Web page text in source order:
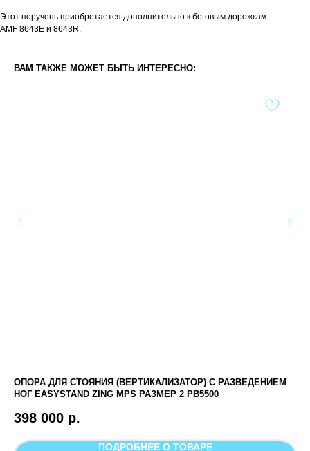
Этот поручень приобретается дополнительно к беговым дорожкам
AMF 8643E и 8643R.
ВАМ ТАКЖЕ МОЖЕТ БЫТЬ ИНТЕРЕСНО:
ОПОРА ДЛЯ СТОЯНИЯ (ВЕРТИКАЛИЗАТОР) С РАЗВЕДЕНИЕМ
НОГ EASYSTAND ZING MPS РАЗМЕР 2 PB5500
398 000 р.
ПОДРОБНЕЕ О ТОВАРЕ